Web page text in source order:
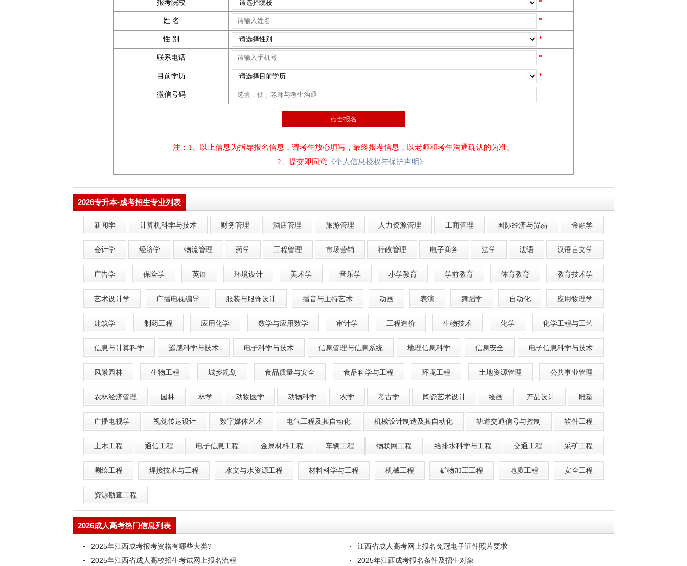
2026专升本-成考招生专业列表
新闻学 计算机科学与技术 财务管理 酒店管理 旅游管理 人力资源管理 工商管理 国际经济与贸易 金融学
会计学 经济学 物流管理 药学 工程管理 市场营销 行政管理 电子商务 法学 法语 汉语言文学
广告学 保险学 英语 环境设计 美术学 音乐学 小学教育 学前教育 体育教育 教育技术学
艺术设计学 广播电视编导 服装与服饰设计 播音与主持艺术 动画 表演 舞蹈学 自动化 应用物理学
建筑学 制药工程 应用化学 数学与应用数学 审计学 工程造价 生物技术 化学 化学工程与工艺
信息与计算科学 遥感科学与技术 电子科学与技术 信息管理与信息系统 地理信息科学 信息安全 电子信息科学与技术
风景园林 生物工程 城乡规划 食品质量与安全 食品科学与工程 环境工程 土地资源管理 公共事业管理
农林经济管理 园林 林学 动物医学 动物科学 农学 考古学 陶瓷艺术设计 绘画 产品设计 雕塑
广播电视学 视觉传达设计 数字媒体艺术 电气工程及其自动化 机械设计制造及其自动化 轨道交通信号与控制 软件工程
土木工程 通信工程 电子信息工程 金属材料工程 车辆工程 物联网工程 给排水科学与工程 交通工程 采矿工程
测绘工程 焊接技术与工程 水文与水资源工程 材料科学与工程 机械工程 矿物加工工程 地质工程 安全工程
资源勘查工程
2026成人高考热门信息列表
2025年江西成考报考资格有哪些大类?
江西省成人高考网上报名免冠电子证件照片要求
2025年江西省成人高校招生考试网上报名流程
2025年江西成考报名条件及招生对象